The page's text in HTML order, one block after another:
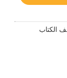
الكتاب